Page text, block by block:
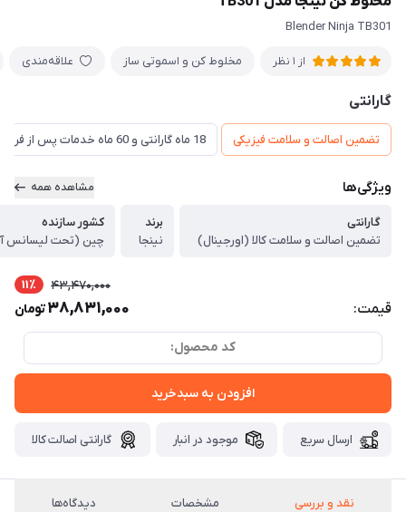
Blender Ninja TB301
از 1 نظر مخلوط کن و اسموتی ساز علاقه‌مندی
گارانتی
تضمین اصالت و سلامت فیزیکی 18 ماه گارانتی و 60 ماه خدمات پس از فروش و گارانتی تعویض
ویژگی‌ها مشاهده همه
گارانتی
تضمین اصالت و سلامت کالا (اورجینال)
برند
نینجا
کشور سازنده
چین (تحت لیسانس
قیمت:
43,470,000 11٪
38,831,000تومان
کد محصول:
افزودن به سبدخرید
ارسال سریع موجود در انبار گارانتی اصالت کالا
نقد و بررسی مشخصات دیدگاه‌ها